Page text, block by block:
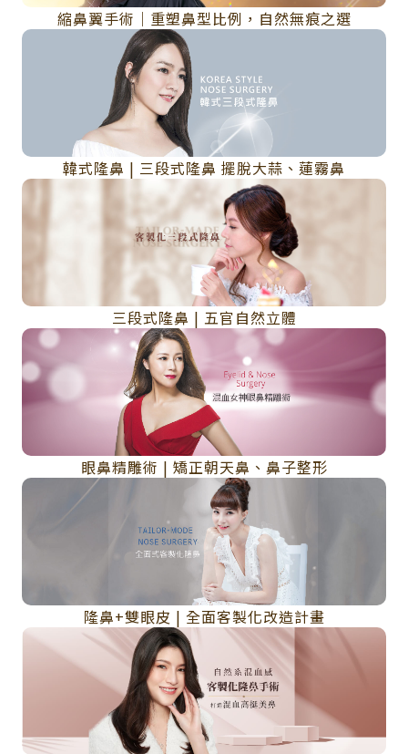
縮鼻翼手術｜重塑鼻型比例，自然無痕之選
韓式隆鼻 | 三段式隆鼻 擺脫大蒜、蓮霧鼻
三段式隆鼻 | 五官自然立體
眼鼻精雕術 | 矯正朝天鼻、鼻子整形
隆鼻+雙眼皮 | 全面客製化改造計畫